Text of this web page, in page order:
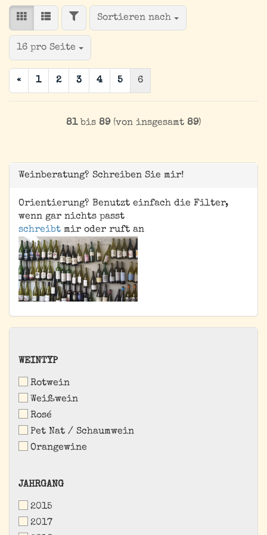
FILTERSortieren nach
Sortieren nach
16 pro Seite
pro Seite
« 1 2 3 4 5 6
81bis 89(von insgesamt 89)
Weinberatung? Schreiben Sie mir!
Orientierung? Benutzt einfach die Filter,
wenn gar nichts passt
schreibt mir oder ruft an
WEINTYP
WEINTYP
Rotwein
Weißwein
Rosé
Pet Nat / Schaumwein
Orangewine
JAHRGANG
JAHRGANG
2015
2017